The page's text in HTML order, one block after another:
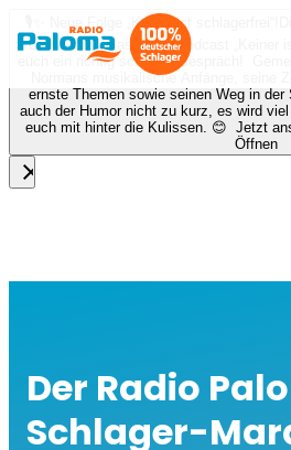
🎙️✨ Neue Folge „Keiner ist schlagerfrei“!
bei Nora zu Gast beim Podcast „Keiner
euch ein richtig schönes Gespräch!
Normans musikalische Anfänge, seine
ernste Themen sowie seinen Weg in
auch der Humor nicht zu kurz, es wird
euch mit hinter die Kulissen. 😊 Jetzt
Öffnen
close
Der Radio
Schlager-